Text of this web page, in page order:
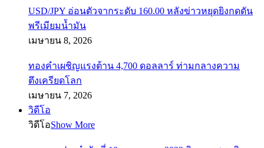
USD/JPY อ่อนตัวจากระดับ 160.00 หลังข่าวหยุดยิงกดดัน
พรีเมียมน้ำมัน
เมษายน 8, 2026
ทองคำเผชิญแรงต้าน 4,700 ดอลลาร์ ท่ามกลางความ
ตึงเครียดโลก
เมษายน 7, 2026
วิดีโอ
วิดีโอShow More